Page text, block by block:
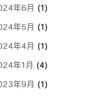
年6月 (1)
年5月 (1)
年4月 (1)
年1月 (4)
年9月 (1)